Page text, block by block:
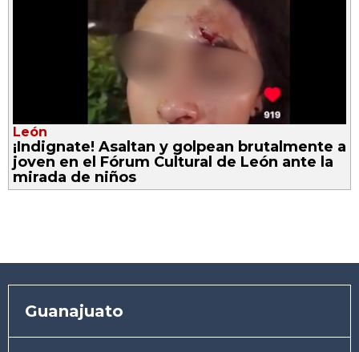
León
¡Indignate! Asaltan y golpean brutalmente a
joven en el Fórum Cultural de León ante la
mirada de niños
Guanajuato